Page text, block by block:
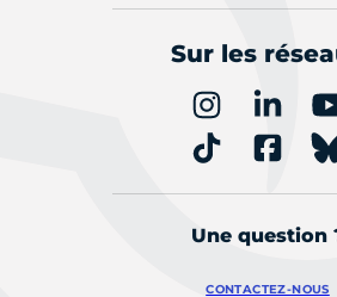
Sur les
Une question
CONTACTEZ-NOUS